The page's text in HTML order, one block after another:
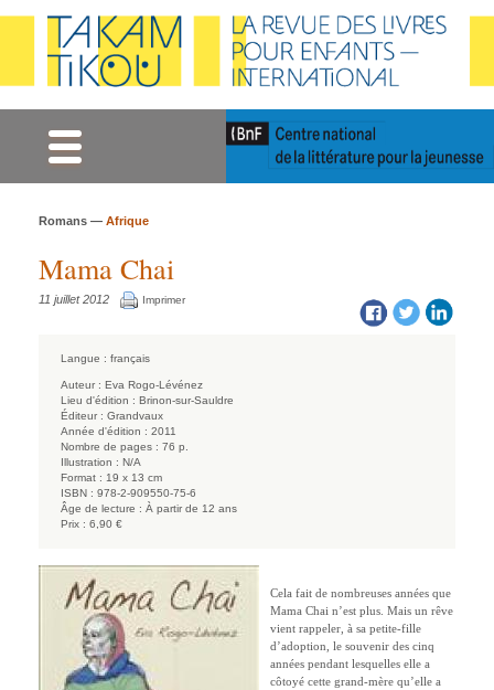
Romans — Afrique
Mama Chai
11 juillet 2012 Imprimer
Langue : français
Auteur : Eva Rogo-Lévénez
Lieu d'édition : Brinon-sur-Sauldre
Éditeur : Grandvaux
Année d'édition : 2011
Nombre de pages : 76 p.
Illustration : N/A
Format : 19 x 13 cm
ISBN : 978-2-909550-75-6
Âge de lecture : À partir de 12 ans
Prix : 6,90 €
Cela fait de nombreuses années que
Mama Chai n’est plus. Mais un rêve
vient rappeler, à sa petite-fille
d’adoption, le souvenir des cinq
années pendant lesquelles elle a
côtoyé cette grand-mère qu’elle a